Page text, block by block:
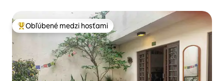
Najobľúbenejšie medzi hosťami
Obľúbené medzi hosťami